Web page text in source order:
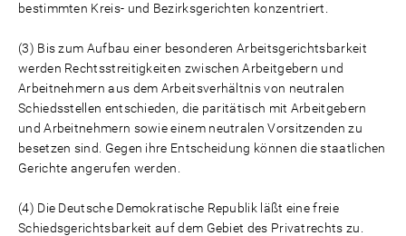
bestimmten Kreis- und Bezirksgerichten konzentriert.
(3) Bis zum Aufbau einer besonderen Arbeitsgerichtsbarkeit
werden Rechtsstreitigkeiten zwischen Arbeitgebern und
Arbeitnehmern aus dem Arbeitsverhältnis von neutralen
Schiedsstellen entschieden, die paritätisch mit Arbeitgebern
und Arbeitnehmern sowie einem neutralen Vorsitzenden zu
besetzen sind. Gegen ihre Entscheidung können die staatlichen
Gerichte angerufen werden.
(4) Die Deutsche Demokratische Republik läßt eine freie
Schiedsgerichtsbarkeit auf dem Gebiet des Privatrechts zu.